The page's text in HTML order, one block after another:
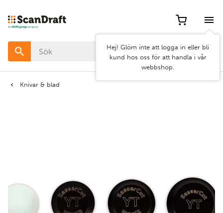
Hej! Glöm inte att logga in eller bli
kund hos oss för att handla i vår
webbshop.
Knivar & blad
Filter
Färg